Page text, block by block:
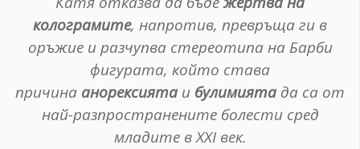
колограмите, напротив, превръща ги в
оръжие и разчупва стереотипа на Барби
фигурата, който става
причина анорексията и булимията да са от
най-разпространените болести сред
младите в XXI век.